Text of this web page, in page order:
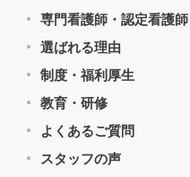
専門看護師・認定看護師
選ばれる理由
制度・福利厚生
教育・研修
よくあるご質問
スタッフの声